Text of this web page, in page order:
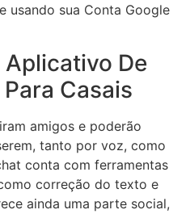
usando sua Conta Google
De
Casais
amigos e poderão
tanto por voz, como
conta com ferramentas
correção do texto e
ainda uma parte social,